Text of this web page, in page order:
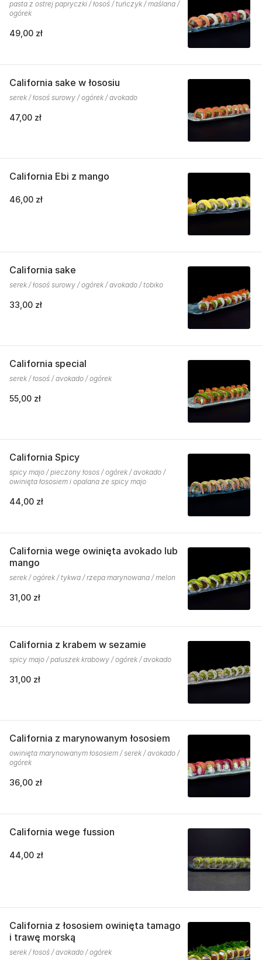
pasta z ostrej papryczki / łosoś / tuńczyk / maślana /
ogórek
49,00 zł
California sake w łososiu
serek / łosoś surowy / ogórek / avokado
47,00 zł
California Ebi z mango
46,00 zł
California sake
serek / łosoś surowy / ogórek / avokado / tobiko
33,00 zł
California special
serek / łosoś / avokado / ogórek
55,00 zł
California Spicy
spicy majo / pieczony łosos / ogórek / avokado /
owinięta łososiem i opalana ze spicy majo
44,00 zł
California wege owinięta avokado lub
mango
serek / ogórek / tykwa / rzepa marynowana / melon
31,00 zł
California z krabem w sezamie
spicy majo / paluszek krabowy / ogórek / avokado
31,00 zł
California z marynowanym łososiem
owinięta marynowanym łososiem / serek / avokado /
ogórek
36,00 zł
California wege fussion
44,00 zł
California z łososiem owinięta tamago
i trawę morską
serek / łosoś / avokado / ogórek